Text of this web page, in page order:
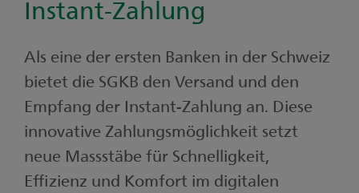
Kontakt
Digital Banking
Unsere Niederlassungen
Instant-Zahlung
Als eine der ersten Banken in der Schweiz
bietet die SGKB den Versand und den
Empfang der Instant-Zahlung an. Diese
innovative Zahlungsmöglichkeit setzt
neue Massstäbe für Schnelligkeit,
Effizienz und Komfort im digitalen